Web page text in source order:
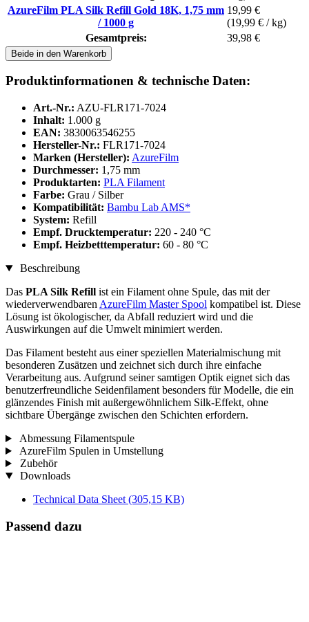
AzureFilm PLA Silk Refill Gold 18K, 1,75 mm
/ 1000 g
19,99 €
(19,99 € / kg)
Gesamtpreis:
39,98 €
Beide in den Warenkorb
Produktinformationen & technische Daten:
Art.-Nr.: AZU-FLR171-7024
Inhalt: 1.000 g
EAN: 3830063546255
Hersteller-Nr.: FLR171-7024
Marken (Hersteller): AzureFilm
Durchmesser: 1,75 mm
Produktarten: PLA Filament
Farbe: Grau / Silber
Kompatibilität: Bambu Lab AMS*
System: Refill
Empf. Drucktemperatur: 220 - 240 °C
Empf. Heizbetttemperatur: 60 - 80 °C
Beschreibung
Das PLA Silk Refill ist ein Filament ohne Spule, das mit der
wiederverwendbaren AzureFilm Master Spool kompatibel ist. Diese
Lösung ist ökologischer, da Abfall reduziert wird und die
Auswirkungen auf die Umwelt minimiert werden.
Das Filament besteht aus einer speziellen Materialmischung mit
besonderen Zusätzen und zeichnet sich durch ihre einfache
Verarbeitung aus. Aufgrund seiner samtigen Optik eignet sich das
benutzerfreundliche Seidenfilament besonders für Modelle, die ein
glänzendes Finish mit außergewöhnlichem Silk-Effekt, ohne
sichtbare Übergänge zwischen den Schichten erfordern.
Abmessung Filamentspule
AzureFilm Spulen in Umstellung
Zubehör
Downloads
Technical Data Sheet (305,15 KB)
Passend dazu